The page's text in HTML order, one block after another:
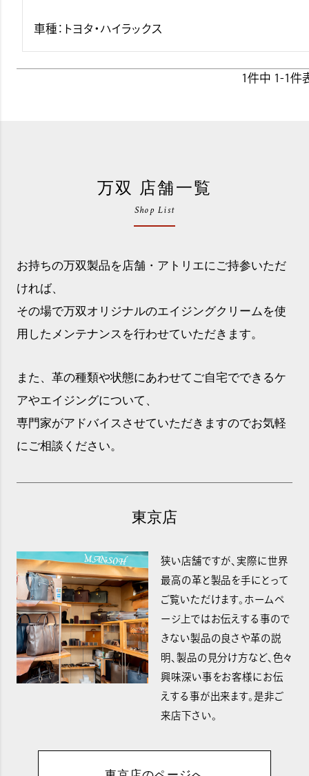
車種：トヨタ・ハイラックス
1件中 1-1件
万双 店舗一覧
Shop List
お持ちの万双製品を店舗・アトリエにご持参いただ
ければ、
その場で万双オリジナルのエイジングクリームを使
用したメンテナンスを行わせていただきます。
また、革の種類や状態にあわせてご自宅でできるケ
アやエイジングについて、
専門家がアドバイスさせていただきますのでお気軽
にご相談ください。
東京店
狭い店舗ですが、実際に世界
最高の革と製品を手にとって
ご覧いただけます。ホームペ
ージ上ではお伝えする事ので
きない製品の良さや革の説
明、製品の見分け方など、色々
興味深い事をお客様にお伝
えする事が出来ます。是非ご
来店下さい。